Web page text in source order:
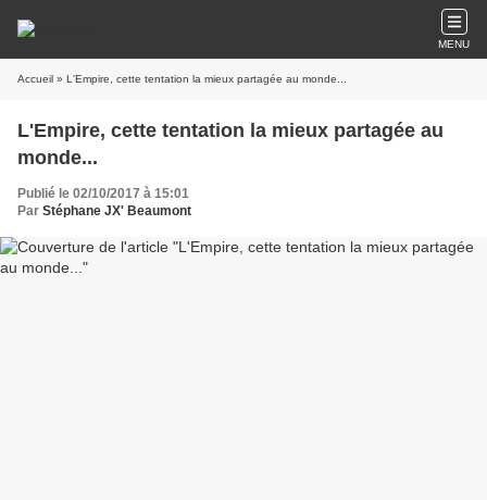
MENU
Accueil » L'Empire, cette tentation la mieux partagée au monde...
L'Empire, cette tentation la mieux partagée au
monde...
Publié le 02/10/2017 à 15:01
Par Stéphane JX' Beaumont